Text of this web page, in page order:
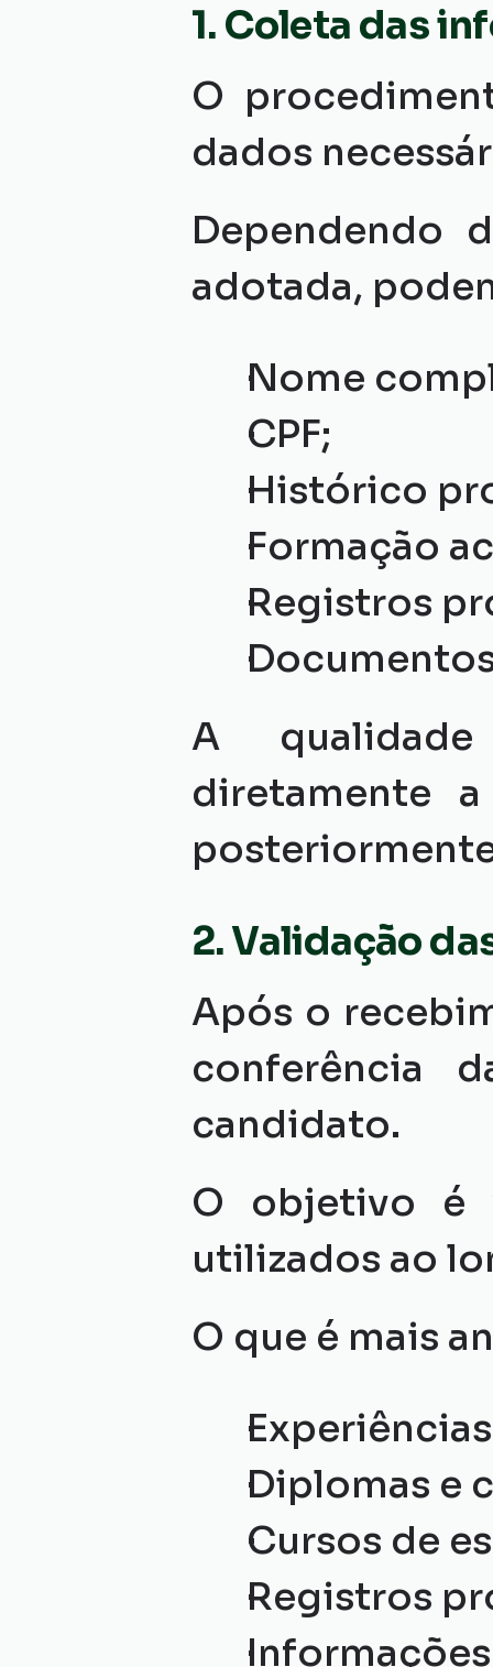
1. Coleta das
O
dados
Dependendo
adotada,
Nome
CPF;
Histórico
Formação
Registros
A
diretamente
2. Validação
Após o
conferência
candidato.
O objetivo é
utilizados ao
O que é mais
Diplomas e
Cursos de
Registros